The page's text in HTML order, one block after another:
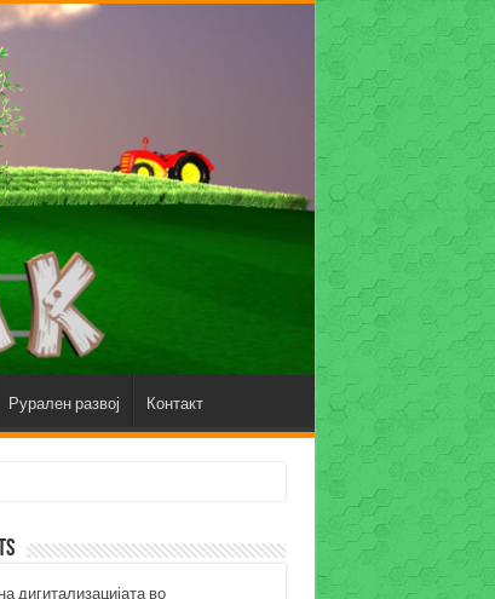
Рурален развој Контакт
дигитализацијата во